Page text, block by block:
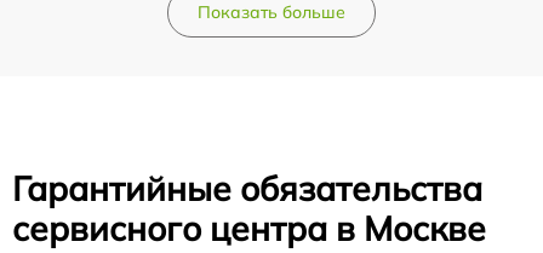
Показать больше
Гарантийные обязательства
сервисного центра в Москве